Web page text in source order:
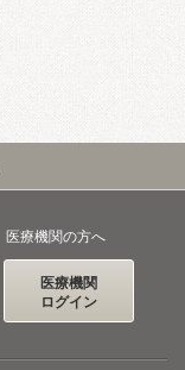
医療機関の方へ
医療機関
ログイン